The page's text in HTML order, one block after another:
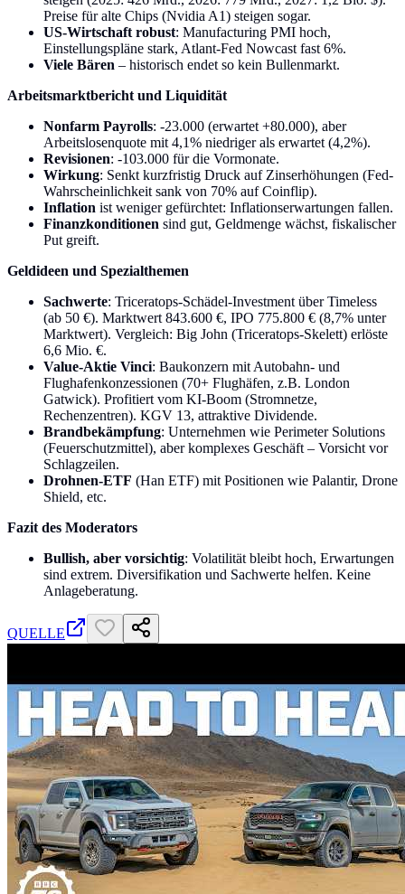
Preise für alte Chips (Nvidia A1) steigen sogar.
US-Wirtschaft robust: Manufacturing PMI hoch,
Einstellungspläne stark, Atlant-Fed Nowcast fast 6%.
Viele Bären – historisch endet so kein Bullenmarkt.
Arbeitsmarktbericht und Liquidität
Nonfarm Payrolls: -23.000 (erwartet +80.000), aber
Arbeitslosenquote mit 4,1% niedriger als erwartet (4,2%).
Revisionen: -103.000 für die Vormonate.
Wirkung: Senkt kurzfristig Druck auf Zinserhöhungen (Fed-
Wahrscheinlichkeit sank von 70% auf Coinflip).
Inflation ist weniger gefürchtet: Inflationserwartungen fallen.
Finanzkonditionen sind gut, Geldmenge wächst, fiskalischer
Put greift.
Geldideen und Spezialthemen
Sachwerte: Triceratops-Schädel-Investment über Timeless
(ab 50 €). Marktwert 843.600 €, IPO 775.800 € (8,7% unter
Marktwert). Vergleich: Big John (Triceratops-Skelett) erlöste
6,6 Mio. €.
Value-Aktie Vinci: Baukonzern mit Autobahn- und
Flughafenkonzessionen (70+ Flughäfen, z.B. London
Gatwick). Profitiert vom KI-Boom (Stromnetze,
Rechenzentren). KGV 13, attraktive Dividende.
Brandbekämpfung: Unternehmen wie Perimeter Solutions
(Feuerschutzmittel), aber komplexes Geschäft – Vorsicht vor
Schlagzeilen.
Drohnen-ETF (Han ETF) mit Positionen wie Palantir, Drone
Shield, etc.
Fazit des Moderators
Bullish, aber vorsichtig: Volatilität bleibt hoch, Erwartungen
sind extrem. Diversifikation und Sachwerte helfen. Keine
Anlageberatung.
QUELLE